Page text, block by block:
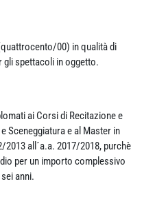
00) in qualità di
gli spettacoli in oggetto.
ai Corsi di Recitazione e
Sceneggiatura e al Master in
all´a.a. 2017/2018, purchè
per un importo complessivo
anni.